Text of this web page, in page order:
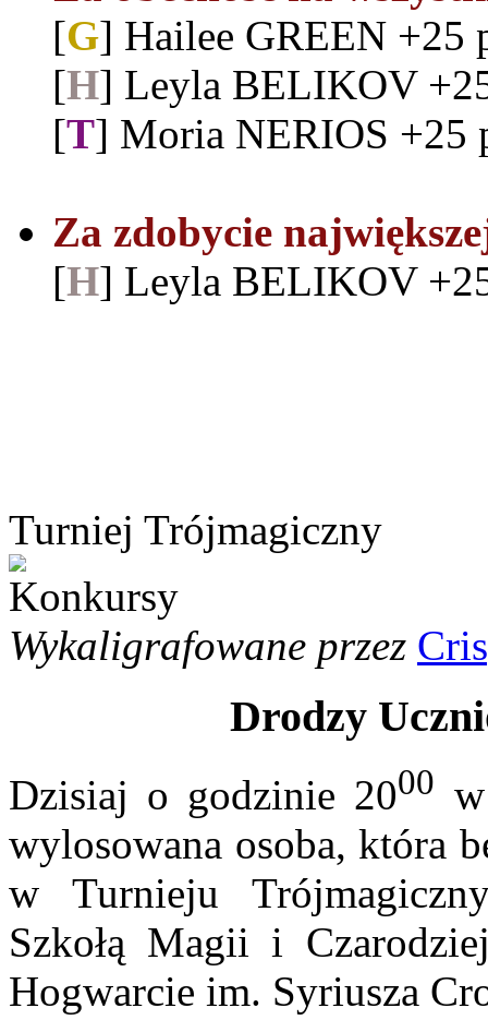
[G] Hailee GREEN +25
[H] Leyla BELIKOV
[T] Moria NERIOS +25
Za zdobycie
[H] Leyla BELIKOV
Turniej Trójmagiczny
Wykaligrafowane przez
Drodzy
Dzisiaj o godzinie 2000
wylosowana osoba, która
w Turnieju
Szkołą Magii i
Hogwarcie im. Syriusza